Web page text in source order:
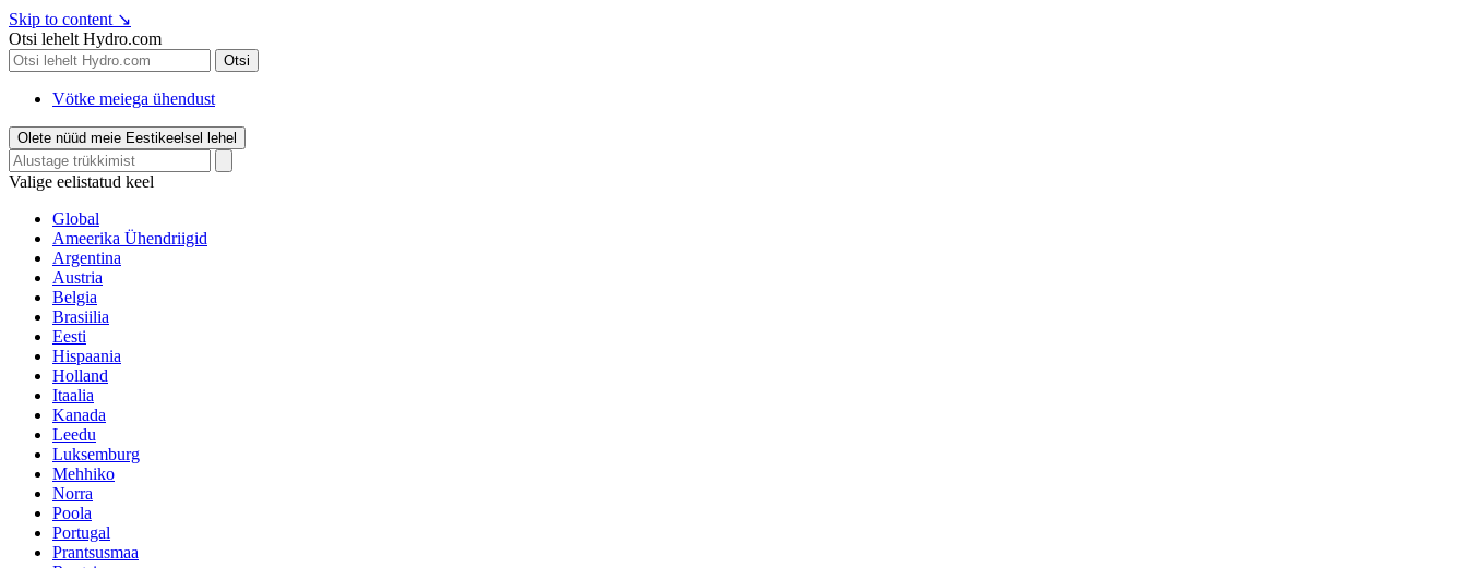
Skip to content ↘
Otsi lehelt Hydro.com
Otsi
Vötke meiega ühendust
Olete nüüd meie Eestikeelsel lehel
Valige eelistatud keel
Global
Ameerika Ühendriigid
Argentina
Austria
Belgia
Brasiilia
Eesti
Hispaania
Holland
Itaalia
Kanada
Leedu
Luksemburg
Mehhiko
Norra
Poola
Portugal
Prantsusmaa